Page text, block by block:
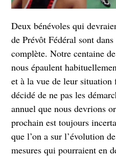
Deux bénévoles qui
de Prévôt Fédéral sont
complète. Notre centaine
nous épaulent
et à la vue de leur situation
décidé de ne pas les
annuel que nous devrions
prochain est toujours
que l’on a sur l’évolution
mesures qui pourraient en